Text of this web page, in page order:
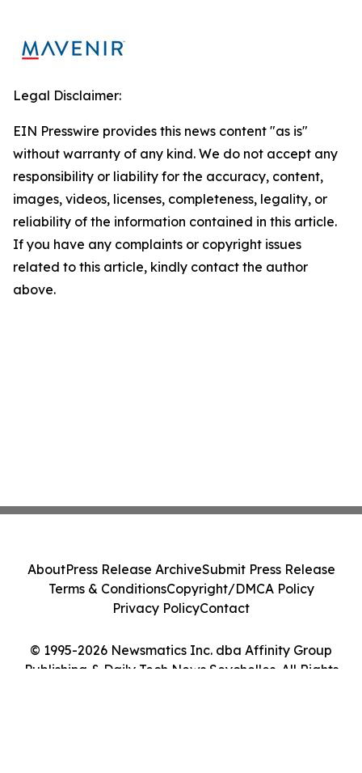
Legal Disclaimer:
EIN Presswire provides this news content "as is"
without warranty of any kind. We do not accept any
responsibility or liability for the accuracy, content,
images, videos, licenses, completeness, legality, or
reliability of the information contained in this article.
If you have any complaints or copyright issues
related to this article, kindly contact the author
above.
© 1995-2026 Newsmatics Inc. dba Affinity Group
Publishing & Daily Tech News Seychelles. All Rights
AboutPress Release ArchiveSubmit Press Release
Terms & ConditionsCopyright/DMCA Policy
Privacy PolicyContact